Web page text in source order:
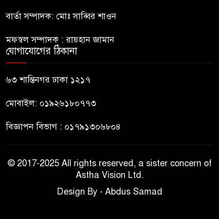
ভারত থেকে আসছে ২ দশমিক ৩
বার্তা সম্পাদক: মোঃ সাব্বির শাওন
মফস্বল সম্পাদক : রায়হান জামান
যোগাযোগের ঠিকানা
৬৩ শান্তিনগর ঢাকা ১২১৭
মোবাইল: ০১৯২৬১৮০৭৭৩
বিজ্ঞাপন বিভাগ : ০১৭৯১৩০৬৮০৪
© 2017-2025 All rights reserved, a sister concern of
Astha Vision Ltd.
Design By - Abdus Samad